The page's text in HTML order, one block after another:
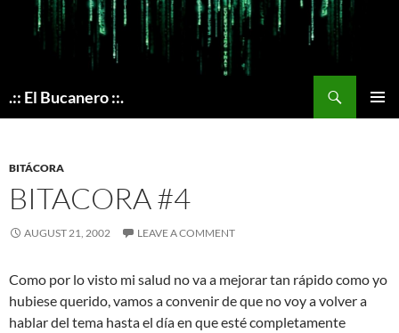
content
.:: El Bucanero ::.
BITÁCORA
BITACORA #4
AUGUST 21, 2002 LEAVE A COMMENT
Como por lo visto mi salud no va a mejorar tan rápido como yo
hubiese querido, vamos a convenir de que no voy a volver a
hablar del tema hasta el día en que esté completamente